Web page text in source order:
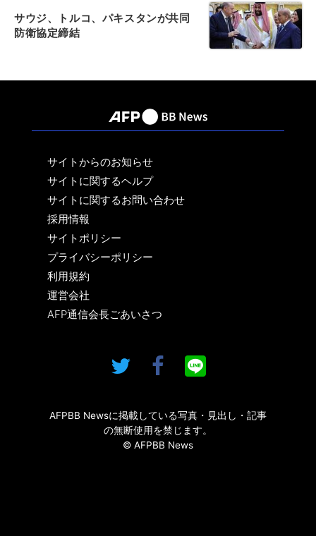
サウジ、トルコ、パキスタンが共同
防衛協定締結
サイトからのお知らせ
サイトに関するヘルプ
サイトに関するお問い合わせ
採用情報
サイトポリシー
プライバシーポリシー
利用規約
運営会社
AFP通信会長ごあいさつ
AFPBB Newsに掲載している写真・見出し・記事
の無断使用を禁じます。
© AFPBB News